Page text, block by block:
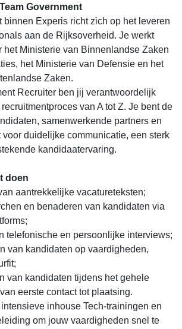
Government
binnen Experis richt zich op het leveren
aan de Rijksoverheid. Je werkt
het Ministerie van Binnenlandse Zaken
het Ministerie van Defensie en het
Zaken.
Recruiter ben jij verantwoordelijk
van A tot Z. Je bent de
samenwerkende partners en
voor duidelijke communicatie, een sterk
kandidaatervaring.
doen
aantrekkelijke vacatureteksten;
en benaderen van kandidaten via
telefonische en persoonlijke interviews;
van kandidaten op vaardigheden,
van kandidaten tijdens het gehele
eerste contact tot plaatsing.
inhouse Tech-trainingen en
om jouw vaardigheden snel te